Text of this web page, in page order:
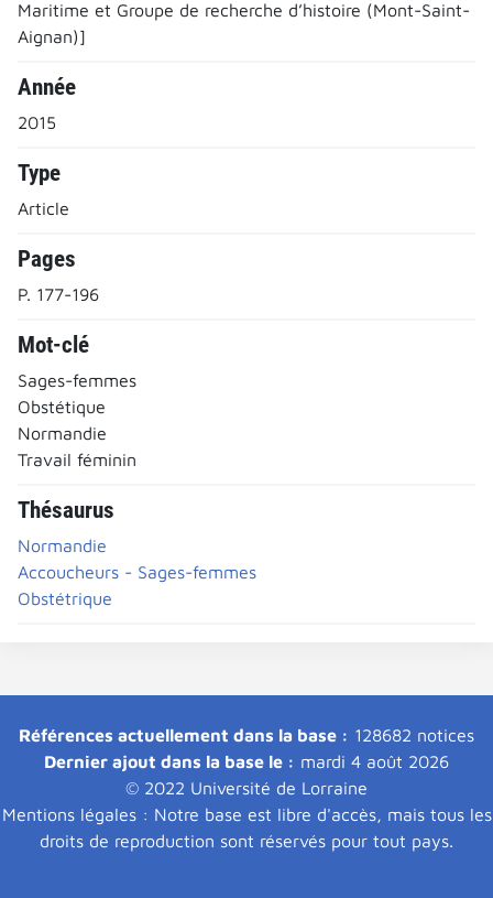
Maritime et Groupe de recherche d’histoire (Mont-Saint-
Aignan)]
Année
2015
Type
Article
Pages
P. 177-196
Mot-clé
Sages-femmes
Obstétique
Normandie
Travail féminin
Thésaurus
Normandie
Accoucheurs - Sages-femmes
Obstétrique
Références actuellement dans la base : 128682 notices
Dernier ajout dans la base le : mardi 4 août 2026
© 2022 Université de Lorraine
Mentions légales : Notre base est libre d'accès, mais tous les
droits de reproduction sont réservés pour tout pays.